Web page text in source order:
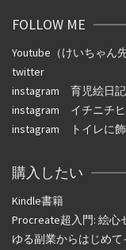
FOLLOW ME
Youtube（けいちゃん
twitter
instagram 育児絵日記
instagram イチニチ
instagram トイレに
購入したい
Kindle書籍
Procreate超入門: 絵心
ゆる副業からはじめ